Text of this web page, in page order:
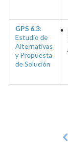
GPS 6.3:
Estudio de
Alternativas
y Propuesta
de Solución